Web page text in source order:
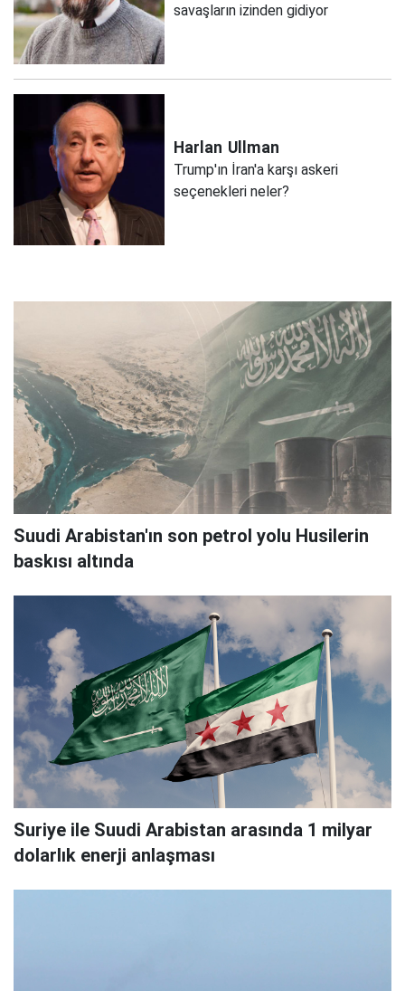
savaşların izinden gidiyor
Harlan Ullman
Trump'ın İran'a karşı askeri
seçenekleri neler?
Suudi Arabistan'ın son petrol yolu Husilerin
baskısı altında
Suriye ile Suudi Arabistan arasında 1 milyar
dolarlık enerji anlaşması